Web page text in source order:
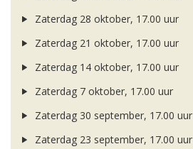
Zaterdag 28 oktober, 17.00 uur
Zaterdag 21 oktober, 17.00 uur
Zaterdag 14 oktober, 17.00 uur
Zaterdag 7 oktober, 17.00 uur
Zaterdag 30 september, 17.00 uur
Zaterdag 23 september, 17.00 uur